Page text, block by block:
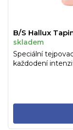
B/S Hallux
skladem
Speciální
každodení